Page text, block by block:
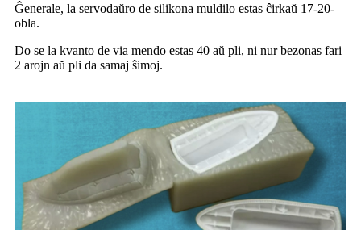
Ĝenerale, la servodaŭro de silikona muldilo estas ĉirkaŭ 17-20-
obla.
Do se la kvanto de via mendo estas 40 aŭ pli, ni nur bezonas fari
2 arojn aŭ pli da samaj ŝimoj.